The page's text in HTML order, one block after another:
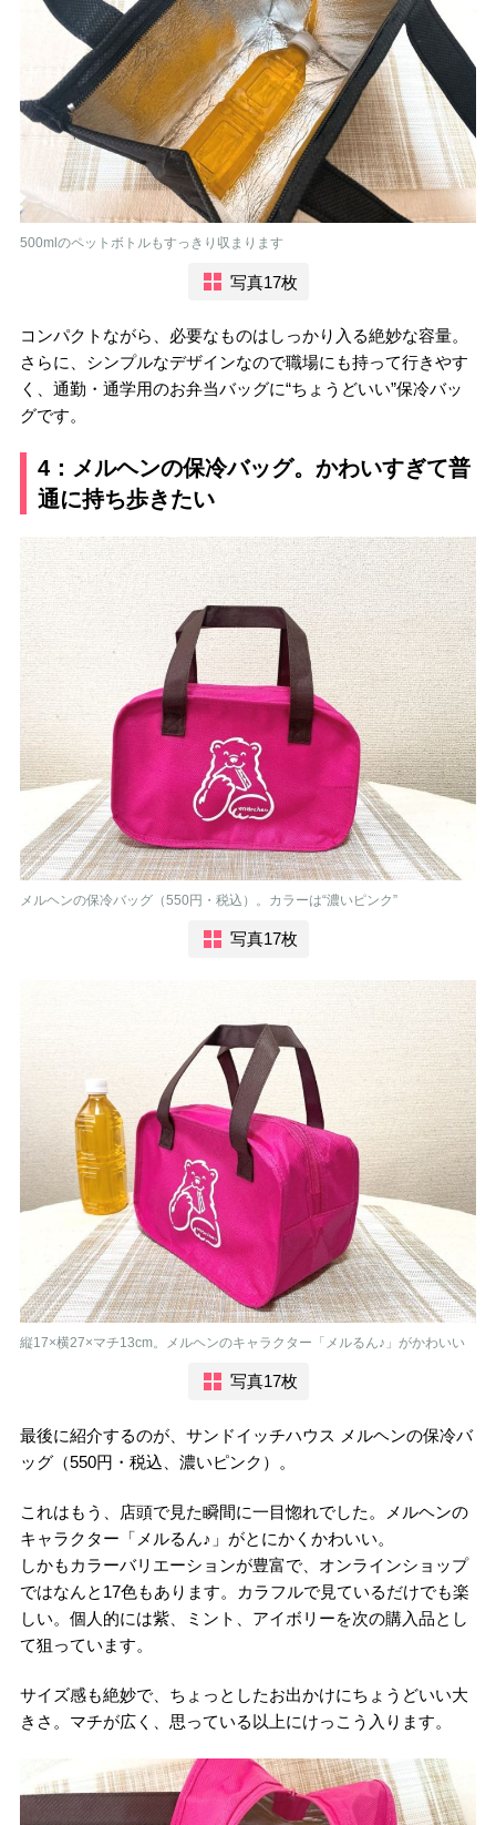
500mlのペットボトルもすっきり収まります
写真17枚
コンパクトながら、必要なものはしっかり入る絶妙な容量。
さらに、シンプルなデザインなので職場にも持って行きやす
く、通勤・通学用のお弁当バッグに“ちょうどいい”保冷バッ
グです。
4：メルヘンの保冷バッグ。かわいすぎて普
通に持ち歩きたい
メルヘンの保冷バッグ（550円・税込）。カラーは“濃いピンク”
写真17枚
縦17×横27×マチ13cm。メルヘンのキャラクター「メルるん♪」がかわいい
写真17枚
最後に紹介するのが、サンドイッチハウス メルヘンの保冷バ
ッグ（550円・税込、濃いピンク）。
これはもう、店頭で見た瞬間に一目惚れでした。メルヘンの
キャラクター「メルるん♪」がとにかくかわいい。
しかもカラーバリエーションが豊富で、オンラインショップ
ではなんと17色もあります。カラフルで見ているだけでも楽
しい。個人的には紫、ミント、アイボリーを次の購入品とし
て狙っています。
サイズ感も絶妙で、ちょっとしたお出かけにちょうどいい大
きさ。マチが広く、思っている以上にけっこう入ります。